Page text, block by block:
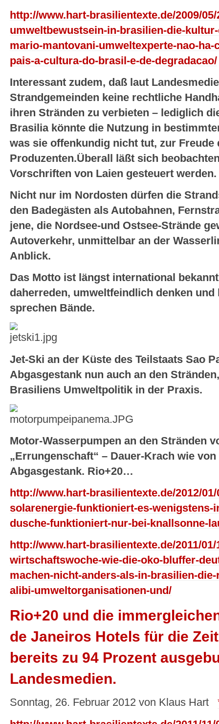
http://www.hart-brasilientexte.de/2009/
umweltbewustsein-in-brasilien-die-
mario-mantovani-umweltexperte-nao-
pais-a-cultura-do-brasil-e-de-degradacao/
Interessant zudem, daß laut
Strandgemeinden keine rechtliche
ihren Stränden zu verbieten – lediglich
Brasilia könnte die Nutzung in
was sie offenkundig nicht tut, zur Freude
Produzenten.Überall läßt sich
Vorschriften von Laien gesteuert werden.
Nicht nur im Nordosten dürfen die
den Badegästen als Autobahnen,
jene, die Nordsee-und Ostsee-Strände
Autoverkehr, unmittelbar an der
Anblick.
Das Motto ist längst international
daherreden, umweltfeindlich denken und
sprechen Bände.
Jet-Ski an der Küste des Teilstaats Sao
Abgasgestank nun auch an den
Brasiliens Umweltpolitik in der Praxis.
Motor-Wasserpumpen an den Stränden
„Errungenschaft“ – Dauer-Krach wie
Abgasgestank. Rio+20…
http://www.hart-brasilientexte.de/2012/
solarenergie-funktioniert-es-wenigstens-
dusche-funktioniert-nur-bei-knallsonne-
http://www.hart-brasilientexte.de/2011/
wirtschaftswoche-wie-die-oko-bluffer-
machen-nicht-anders-als-in-brasilien-
alibi-umweltorganisationen-und/
Rio+20 und die
de Janeiros Hotels für die
bereits zu 94 Prozent
Landesmedien.
Sonntag, 26. Februar 2012 von Klaus Hart